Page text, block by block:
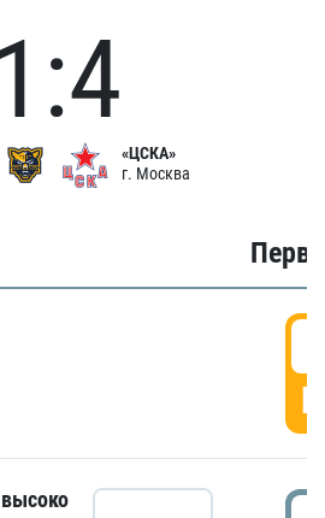
1:4
«ЦСКА»
г. Москва